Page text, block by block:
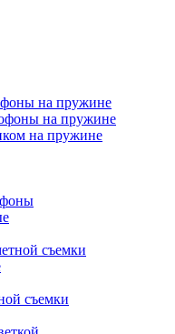
на пружине
на пружине
на пружине
съемки
съемки